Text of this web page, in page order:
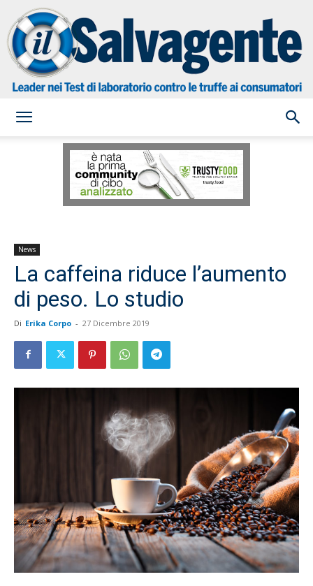
Salvagente
News
La caffeina riduce l’aumento
di peso. Lo studio
Di Erika Corpo - 27 Dicembre 2019